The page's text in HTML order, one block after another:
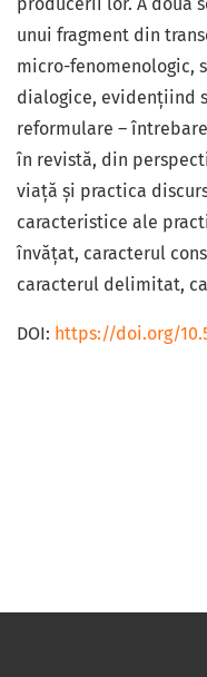
producerii lor. A doua
unui fragment din
micro-fenomenologic,
dialogice, evidențiind
reformulare –
în revistă, din
viață și practica
caracteristice ale
învățat, caracterul
caracterul delimitat,
DOI: https://doi.org/